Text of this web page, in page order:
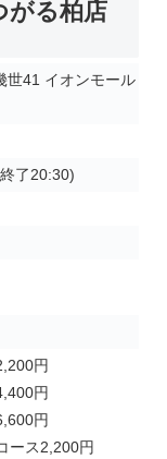
がる柏店
世41 イオンモール
了20:30)
円
円
円
ース2,200円